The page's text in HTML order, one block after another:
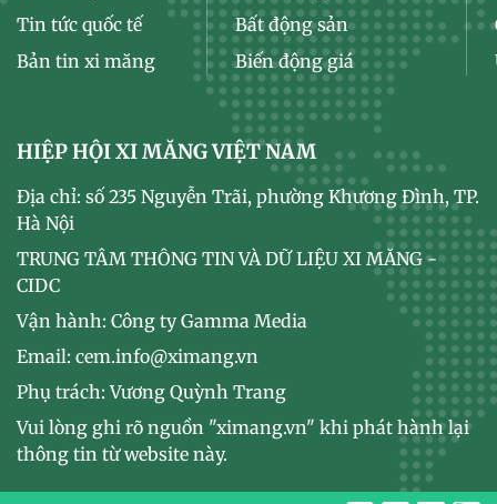
Tin tức quốc tế
Bản tin xi măng
Bất động sản
Biến động giá
HIỆP HỘI XI MĂNG VIỆT NAM
Địa chỉ: số 235 Nguyễn Trãi, phường Khương Đình, TP.
Hà Nội
TRUNG TÂM THÔNG TIN VÀ DỮ LIỆU XI MĂNG -
CIDC
Vận hành: Công ty Gamma Media
Email: cem.info@ximang.vn
Phụ trách: Vương Quỳnh Trang
Vui lòng ghi rõ nguồn "ximang.vn" khi phát hành lại
thông tin từ website này.